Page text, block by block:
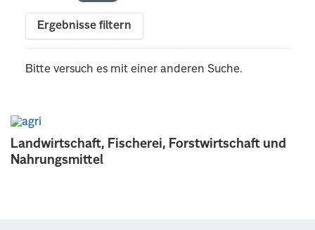
Landwirtschaft, Fischerei, Forstwirtschaft und
Nahrungsmittel
Ergebnisse filtern
Bitte versuch es mit einer anderen Suche.